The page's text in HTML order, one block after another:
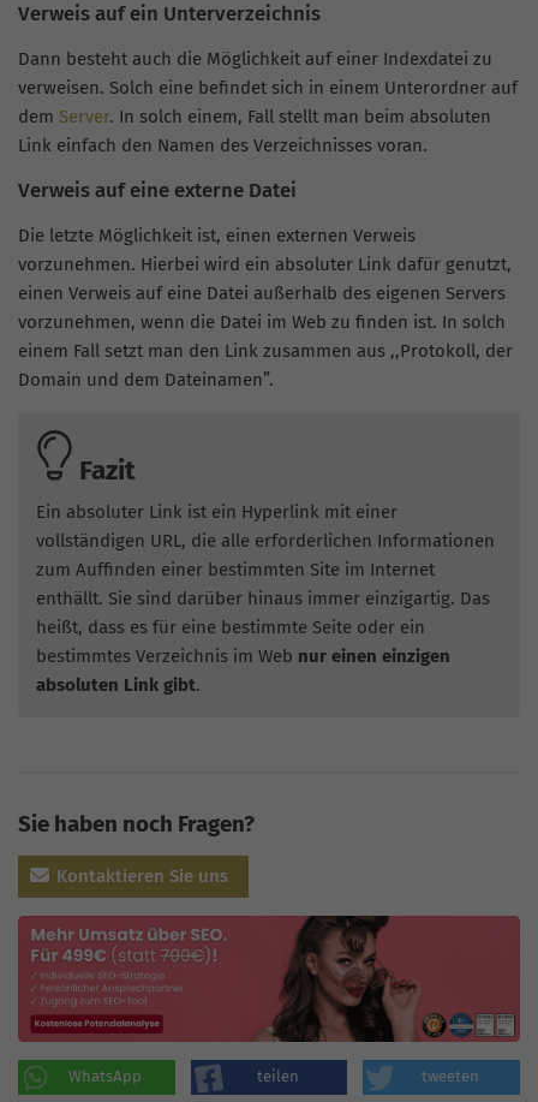
Verweis auf ein Unterverzeichnis
Dann besteht auch die Möglichkeit auf einer Indexdatei zu
verweisen. Solch eine befindet sich in einem Unterordner auf
dem Server. In solch einem, Fall stellt man beim absoluten
Link einfach den Namen des Verzeichnisses voran.
Verweis auf eine externe Datei
Die letzte Möglichkeit ist, einen externen Verweis
vorzunehmen. Hierbei wird ein absoluter Link dafür genutzt,
einen Verweis auf eine Datei außerhalb des eigenen Servers
vorzunehmen, wenn die Datei im Web zu finden ist. In solch
einem Fall setzt man den Link zusammen aus ,,Protokoll, der
Domain und dem Dateinamen”.
Fazit
Ein absoluter Link ist ein Hyperlink mit einer
vollständigen URL, die alle erforderlichen Informationen
zum Auffinden einer bestimmten Site im Internet
enthällt. Sie sind darüber hinaus immer einzigartig. Das
heißt, dass es für eine bestimmte Seite oder ein
bestimmtes Verzeichnis im Web nur einen einzigen
absoluten Link gibt.
Sie haben noch Fragen?
Kontaktieren Sie uns
WhatsApp teilen tweeten